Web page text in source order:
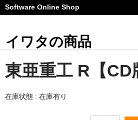
Software Online Shop
イワタの商品
ご利用ガイド
東亜重工 R【CD
在庫状態 : 在庫有り